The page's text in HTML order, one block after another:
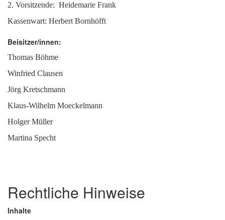
2. Vorsitzende: Heidemarie Frank
Kassenwart: Herbert Bornhöfft
Beisitzer/innen:
Thomas Böhme
Winfried Clausen
Jörg Kretschmann
Klaus-Wilhelm Moeckelmann
Holger Müller
Martina Specht
Rechtliche Hinweise
Inhalte